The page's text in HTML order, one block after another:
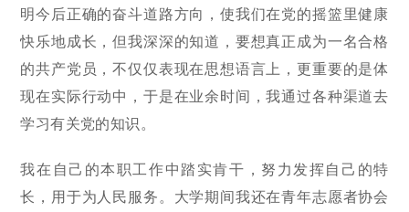
明今后正确的奋斗道路方向，使我们在党的摇篮里健康
快乐地成长，但我深深的知道，要想真正成为一名合格
的共产党员，不仅仅表现在思想语言上，更重要的是体
现在实际行动中，于是在业余时间，我通过各种渠道去
学习有关党的知识。
我在自己的本职工作中踏实肯干，努力发挥自己的特
长，用于为人民服务。大学期间我还在青年志愿者协会